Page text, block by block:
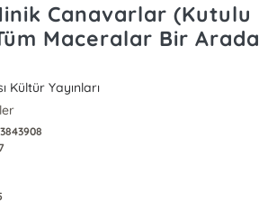
Canavarlar (Kutulu
Maceralar Bir Arada
Kültür Yayınları